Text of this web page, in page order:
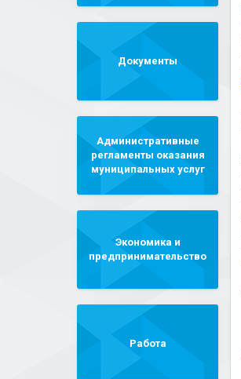
Документы
Административные
регламенты оказания
муниципальных услуг
Экономика и
предпринимательство
Работа